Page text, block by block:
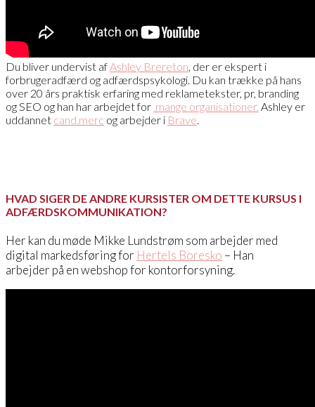
Du bliver undervist afAshley Brereton, der er ekspert i
forbrugeradfærd og adfærdspsykologi. Du kan trække på hans
over 20 års praktisk erfaring med reklametekster, pr, branding
og SEO og han har arbejdet for mange organisationer. Ashley er
uddannet cand.merc og arbejder i Brave.
HVAD SIGER DE ANDRE KURSISTER OM DETTE KURSUS I
ADFÆRDSKOMMUNIKATION?
Her kan du møde Mikke Lundstrøm som arbejder med
digital markedsføring for Hertels Boresko – Han
arbejder på en webshop for kontorforsyning.